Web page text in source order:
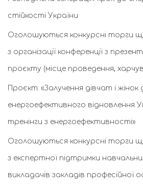
стійкості України
Оголошуються конкурсні торги
з організації конференції з
проєкту (місце проведення,
Проєкт: «Залучення дівчат і жінок
енергоефективного відновлення
тренінги з енергоефективності»
Оголошуються конкурсні торги
з експертної підтримки
викладачів закладів професійної